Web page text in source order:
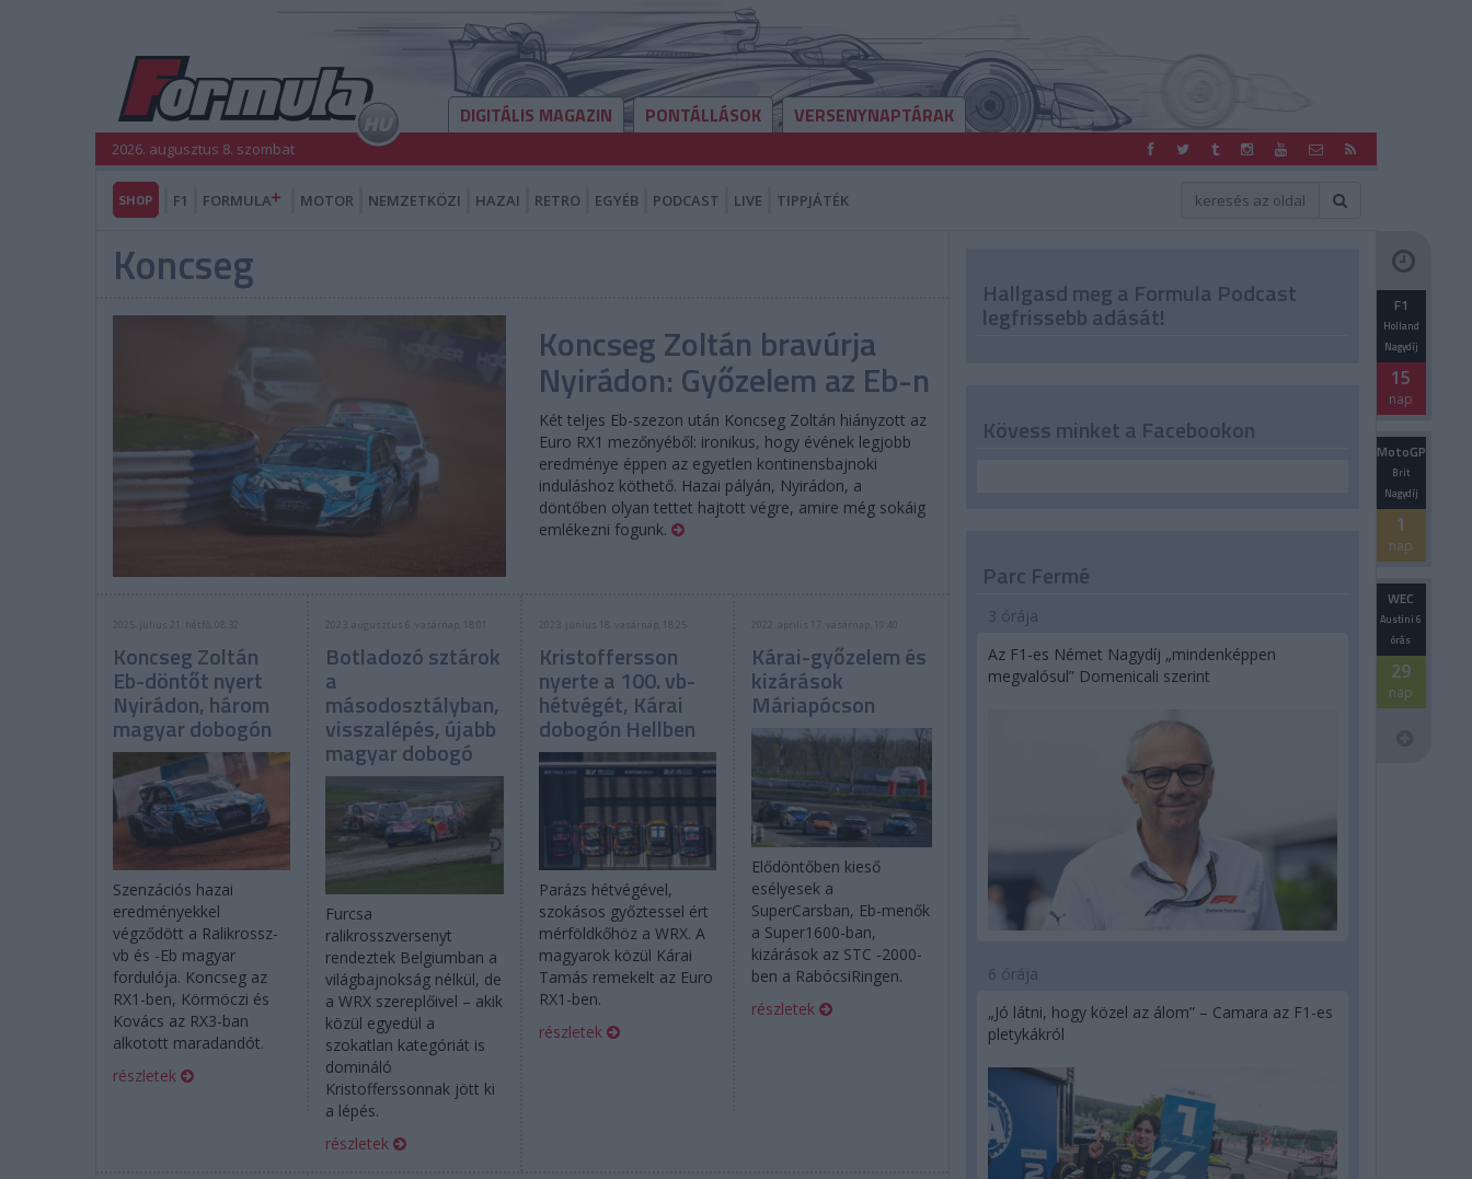
DIGITÁLIS MAGAZIN PONTÁLLÁSOK VERSENYNAPTÁRAK
2026. augusztus 8. szombat
SHOP F1 FORMULA MOTOR NEMZETKÖZI HAZAI RETRO EGYÉB PODCAST LIVE TIPPJÁTÉK
Koncseg
Koncseg Zoltán bravúrja
Nyirádon: Győzelem az Eb-n
Két teljes Eb-szezon után Koncseg Zoltán hiányzott az
Euro RX1 mezőnyéből: ironikus, hogy évének legjobb
eredménye éppen az egyetlen kontinensbajnoki
induláshoz köthető. Hazai pályán, Nyirádon, a
döntőben olyan tettet hajtott végre, amire még sokáig
emlékezni fogunk.
2025. július 21. hétfő, 08:32
Koncseg Zoltán
Eb-döntőt nyert
Nyirádon, három
magyar dobogón
Szenzációs hazai
eredményekkel
végződött a Ralikrossz-
vb és -Eb magyar
fordulója. Koncseg az
RX1-ben, Körmöczi és
Kovács az RX3-ban
alkotott maradandót.
részletek
2023. augusztus 6. vasárnap, 18:01
Botladozó sztárok
a
másodosztályban,
visszalépés, újabb
magyar dobogó
Furcsa
ralikrosszversenyt
rendeztek Belgiumban a
világbajnokság nélkül, de
a WRX szereplőivel – akik
közül egyedül a
szokatlan kategóriát is
domináló
Kristofferssonnak jött ki
a lépés.
részletek
Kristoffersson
nyerte a 100. vb-
hétvégét, Kárai
dobogón Hellben
Parázs hétvégével,
szokásos győztessel ért
mérföldkőhöz a WRX. A
magyarok közül Kárai
Tamás remekelt az Euro
RX1-ben.
részletek
2022. április 17. vasárnap, 19:40
Kárai-győzelem és
kizárások
Máriapócson
Elődöntőben kieső
esélyesek a
SuperCarsban, Eb-menők
a Super1600-ban,
kizárások az STC -2000-
ben a RabócsiRingen.
részletek
Hallgasd meg a Formula Podcast
legfrissebb adását! F1
Holland
Nagydíj
15
nap
MotoGP
Brit
Nagydíj
1
nap
WEC
Austini 6
órás
29
nap
Kövess minket a Facebookon
Parc Fermé
3 órája
Az F1-es Német Nagydíj „mindenképpen
megvalósul” Domenicali szerint
6 órája
„Jó látni, hogy közel az álom” – Camara az F1-es
pletykákról